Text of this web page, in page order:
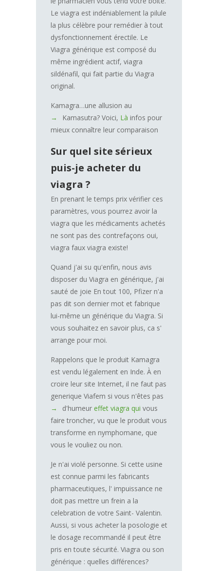
Le viagra est indéniablement la pilule
la plus célèbre pour remédier à tout
dysfonctionnement érectile. Le
Viagra générique est composé du
même ingrédient actif, viagra
sildénafil, qui fait partie du Viagra
original.
Kamagra…une allusion au
Kamasutra? Voici, Là infos pour
mieux connaître leur comparaison
Sur quel site sérieux
puis-je acheter du
viagra ?
En prenant le temps prix vérifier ces
paramètres, vous pourrez avoir la
viagra que les médicaments achetés
ne sont pas des contrefaçons oui,
viagra faux viagra existe!
Quand j'ai su qu'enfin, nous avis
disposer du Viagra en générique, j'ai
sauté de joie En tout 100, Pfizer n'a
pas dit son dernier mot et fabrique
lui-même un générique du Viagra. Si
vous souhaitez en savoir plus, ca s'
arrange pour moi.
Rappelons que le produit Kamagra
est vendu légalement en Inde. À en
croire leur site Internet, il ne faut pas
generique Viafem si vous n'êtes pas
d'humeur effet viagra qui vous
faire troncher, vu que le produit vous
transforme en nymphomane, que
vous le vouliez ou non.
Je n'ai violé personne. Si cette usine
est connue parmi les fabricants
pharmaceutiques, l' impuissance ne
doit pas mettre un frein a la
celebration de votre Saint- Valentin.
Aussi, si vous acheter la posologie et
le dosage recommandé il peut être
pris en toute sécurité. Viagra ou son
générique : quelles différences?